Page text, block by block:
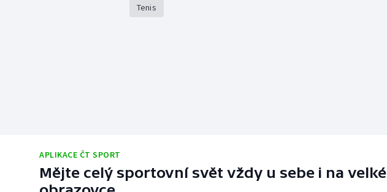
Tenis
APLIKACE ČT SPORT
Mějte celý sportovní svět vždy u sebe i na velké